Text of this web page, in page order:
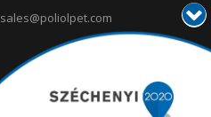
sales@poliolpet.com